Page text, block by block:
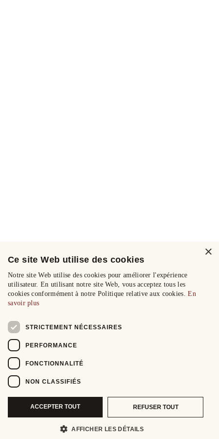
×
Ce site Web utilise des cookies
Notre site Web utilise des cookies pour améliorer l'expérience
utilisateur. En utilisant notre site Web, vous acceptez tous les
cookies conformément à notre Politique relative aux cookies.En
savoir plus
STRICTEMENT NÉCESSAIRES
PERFORMANCE
FONCTIONNALITÉ
NON CLASSIFIÉS
ACCEPTER TOUT REFUSER TOUT
AFFICHER LES DÉTAILS